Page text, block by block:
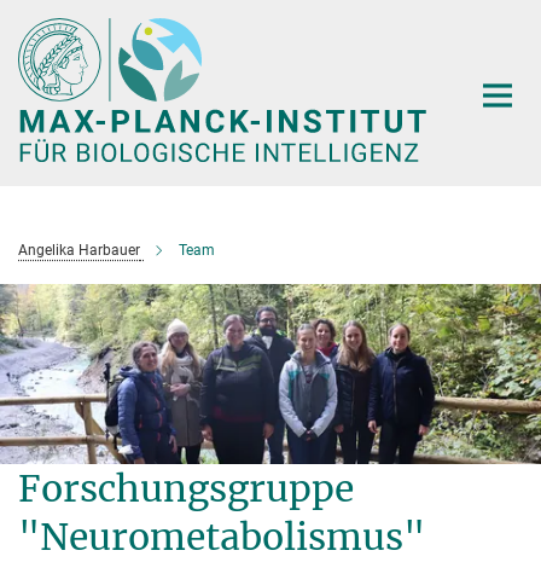
Hauptinhalt
Angelika Harbauer Team
Forschungsgruppe
"Neurometabolismus"